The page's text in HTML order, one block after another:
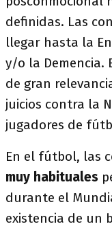
definidas. Las
llegar hasta la
y/o la Demencia.
de gran
juicios contra la
jugadores de
En el fútbol, las
muy habituales
durante el
existencia de un